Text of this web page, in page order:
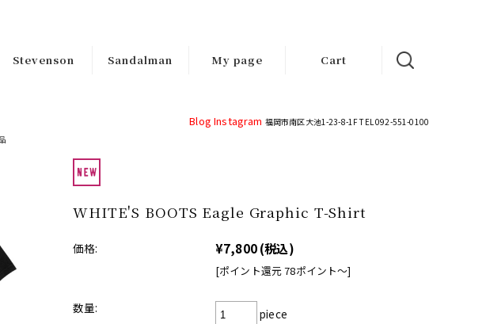
Stevenson Sandalman My page Cart
Blog Instagram 福岡市南区大池1-23-8-1F TEL 092-551-0100
WHITE'S BOOTS Eagle Graphic T-Shirt
価格: ¥7,800(税込)
[ポイント還元 78ポイント〜]
数量: piece